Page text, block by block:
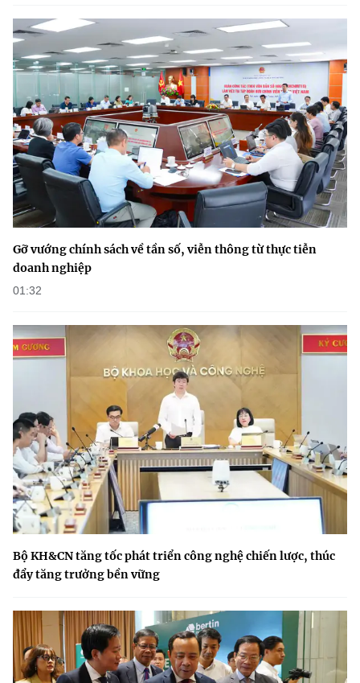
Gỡ vướng chính sách về tần số, viễn thông từ thực tiễn
doanh nghiệp
01:32
Bộ KH&CN tăng tốc phát triển công nghệ chiến lược, thúc
đẩy tăng trưởng bền vững